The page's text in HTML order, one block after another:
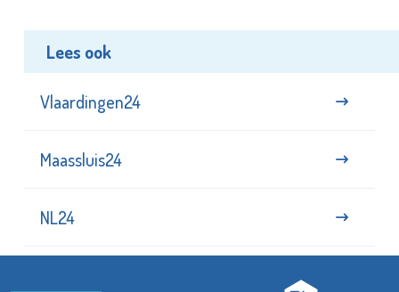
Lees ook
Vlaardingen24
Maassluis24
NL24